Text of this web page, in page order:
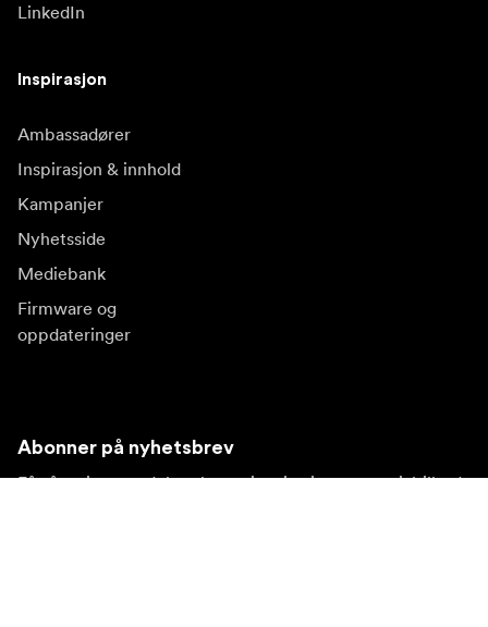
LinkedIn
Inspirasjon
Ambassadører
Inspirasjon & innhold
Kampanjer
Nyhetsside
Mediebank
Firmware og
oppdateringer
Abonner på nyhetsbrev
Få våre siste produktnyheter, inspirasjon og spesialtilbud.